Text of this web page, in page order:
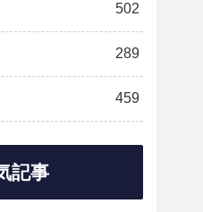
502
289
459
記事